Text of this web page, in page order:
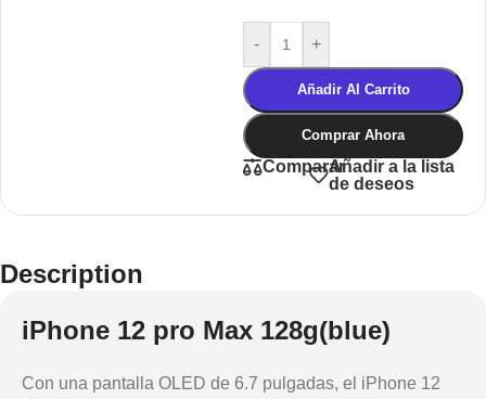
- +
Añadir Al Carrito
Comprar Ahora
CompararAñadir a la lista
de deseos
Description
iPhone 12 pro Max 128g(blue)
Con una pantalla OLED de 6.7 pulgadas, el iPhone 12